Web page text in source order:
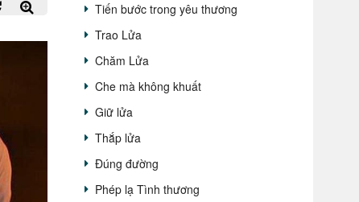
Tiến bước trong yêu thương
Trao Lửa
Chăm Lửa
Che mà không khuất
Giữ lửa
Thắp lửa
Đúng đường
Phép lạ Tình thương